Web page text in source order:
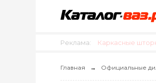
Реклама: Каркасные
Главная Официальные